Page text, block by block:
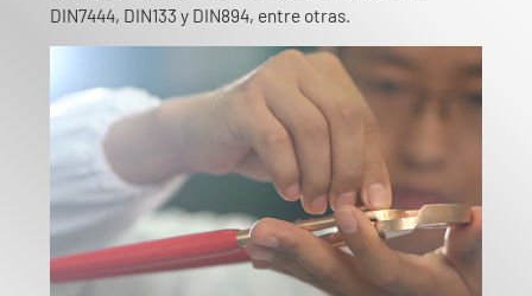
DIN7444, DIN133 y DIN894, entre otras.